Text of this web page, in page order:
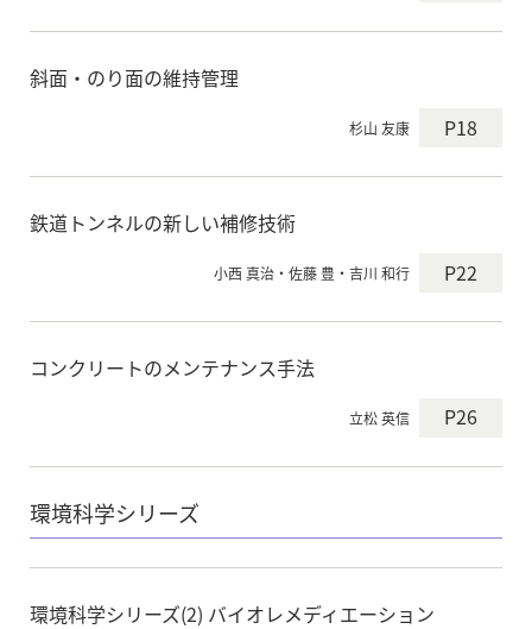
斜面・のり面の維持管理
杉山 友康 P18
鉄道トンネルの新しい補修技術
小西 真治・佐藤 豊・吉川 和行 P22
コンクリートのメンテナンス手法
立松 英信 P26
環境科学シリーズ
環境科学シリーズ(2) バイオレメディエーション